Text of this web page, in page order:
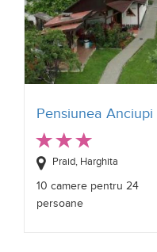
Pensiunea Anciupi
Praid, Harghita
10 camere pentru 24
persoane